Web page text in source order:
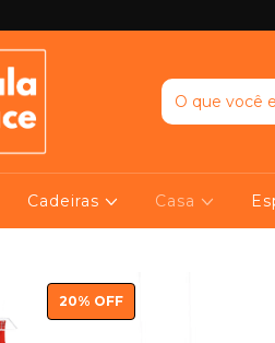
Cadeiras Casa
20% OFF